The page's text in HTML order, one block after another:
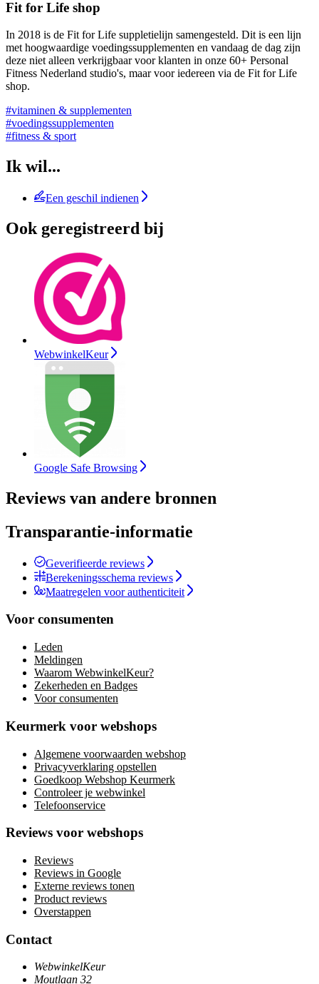
Fit for Life shop
In 2018 is de Fit for Life suppletielijn samengesteld. Dit is een lijn
met hoogwaardige voedingssupplementen en vandaag de dag zijn
deze niet alleen verkrijgbaar voor klanten in onze 60+ Personal
Fitness Nederland studio's, maar voor iedereen via de Fit for Life
shop.
#vitaminen & supplementen
#voedingssupplementen
#fitness & sport
Ik wil...
Een geschil indienen
Ook geregistreerd bij
WebwinkelKeur
Google Safe Browsing
Reviews van andere bronnen
Transparantie-informatie
Geverifieerde reviews
Berekeningsschema reviews
Maatregelen voor authenticiteit
Voor consumenten
Leden
Meldingen
Waarom WebwinkelKeur?
Zekerheden en Badges
Voor consumenten
Keurmerk voor webshops
Algemene voorwaarden webshop
Privacyverklaring opstellen
Goedkoop Webshop Keurmerk
Controleer je webwinkel
Telefoonservice
Reviews voor webshops
Reviews
Reviews in Google
Externe reviews tonen
Product reviews
Overstappen
Contact
WebwinkelKeur
Moutlaan 32